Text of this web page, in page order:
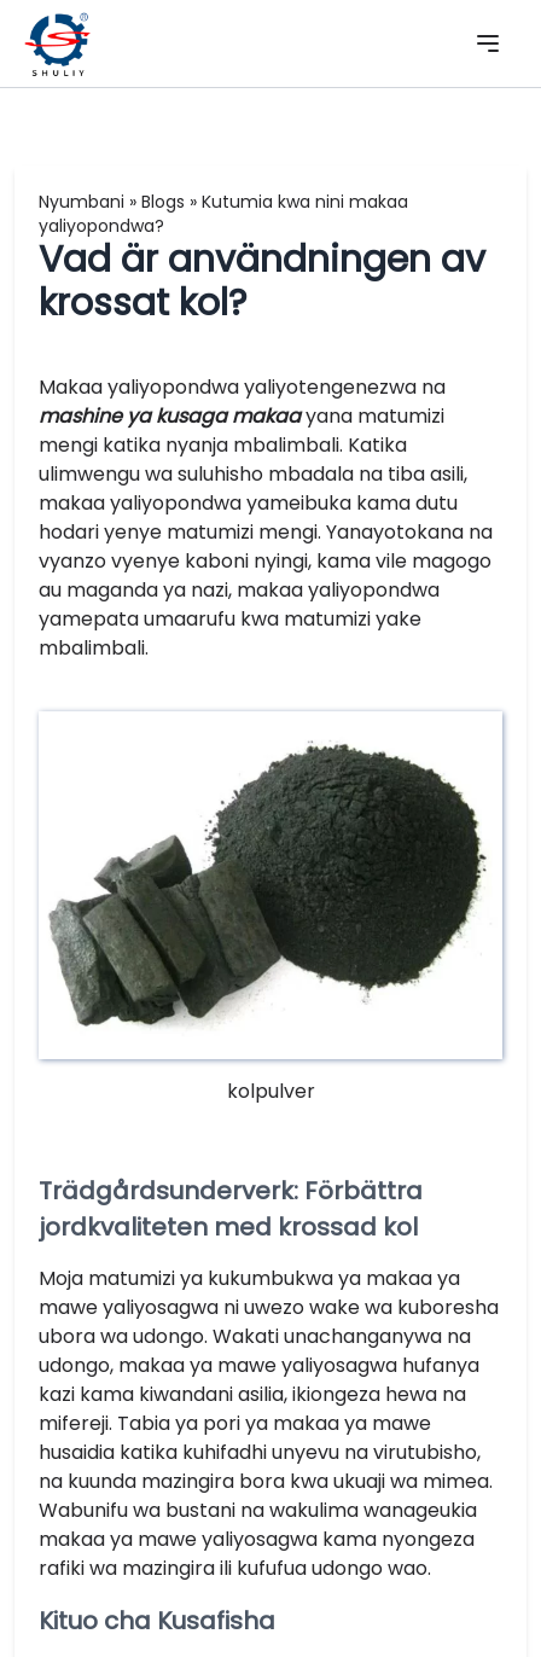
Nyumbani » Blogs » Kutumia kwa nini makaa
yaliyopondwa?
Vad är användningen av
krossat kol?
Makaa yaliyopondwa yaliyotengenezwa na
mashine ya kusaga makaayana matumizi
mengi katika nyanja mbalimbali. Katika
ulimwengu wa suluhisho mbadala na tiba asili,
makaa yaliyopondwa yameibuka kama dutu
hodari yenye matumizi mengi. Yanayotokana na
vyanzo vyenye kaboni nyingi, kama vile magogo
au maganda ya nazi, makaa yaliyopondwa
yamepata umaarufu kwa matumizi yake
mbalimbali.
kolpulver
Trädgårdsunderverk: Förbättra
jordkvaliteten med krossad kol
Moja matumizi ya kukumbukwa ya makaa ya
mawe yaliyosagwa ni uwezo wake wa kuboresha
ubora wa udongo. Wakati unachanganywa na
udongo, makaa ya mawe yaliyosagwa hufanya
kazi kama kiwandani asilia, ikiongeza hewa na
mifereji. Tabia ya pori ya makaa ya mawe
husaidia katika kuhifadhi unyevu na virutubisho,
na kuunda mazingira bora kwa ukuaji wa mimea.
Wabunifu wa bustani na wakulima wanageukia
makaa ya mawe yaliyosagwa kama nyongeza
rafiki wa mazingira ili kufufua udongo wao.
Kituo cha Kusafisha